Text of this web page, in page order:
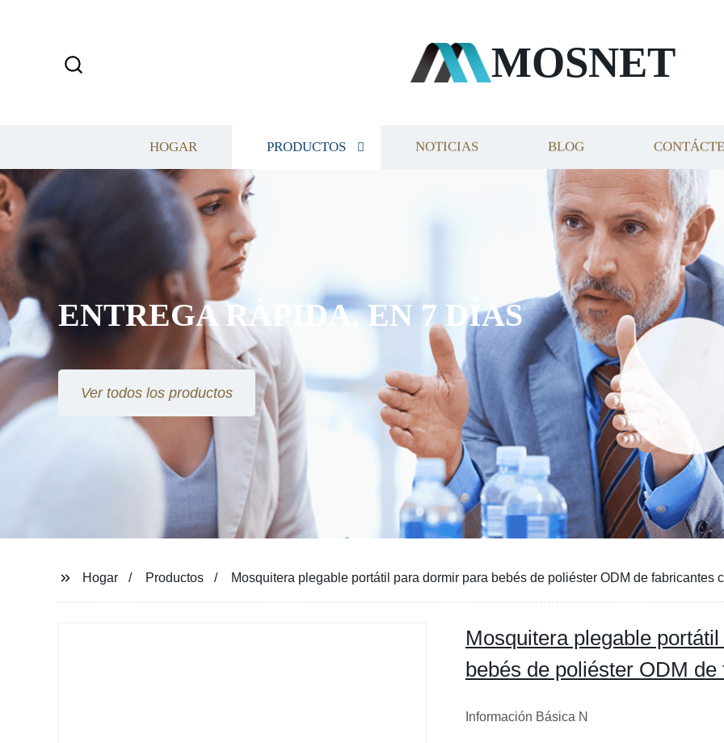
MOSNET
HOGAR PRODUCTOS NOTICIAS BLOG
ENTREGA RÁPIDA, EN 7 DÍAS
Ver todos los productos
Hogar Productos Mosquitera plegable portátil para dormir para bebés de poliéster ODM de fabricantes
Mosquitera plegable
bebés de poliéster ODM
Información Básica N